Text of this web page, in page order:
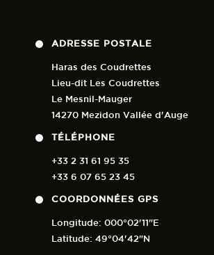
ADRESSE POSTALE
Haras des Coudrettes
Lieu-dit Les Coudrettes
Le Mesnil-Mauger
14270 Mezidon Vallée d'Auge
TÉLÉPHONE
+33 2 31 61 95 35
+33 6 07 65 23 45
COORDONNÉES GPS
Longitude: 000°02'11"E
Latitude: 49°04'42"N